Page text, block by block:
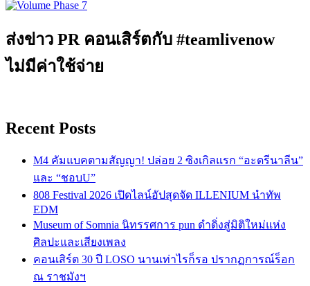
ส่งข่าว PR คอนเสิร์ตกับ #teamlivenow
ไม่มีค่าใช้จ่าย
Recent Posts
M4 คัมแบคตามสัญญา! ปล่อย 2 ซิงเกิลแรก “อะดรีนาลีน”
และ “ชอบU”
808 Festival 2026 เปิดไลน์อัปสุดจัด ILLENIUM นำทัพ
EDM
Museum of Somnia นิทรรศการ pun ดำดิ่งสู่มิติใหม่แห่ง
ศิลปะและเสียงเพลง
คอนเสิร์ต 30 ปี LOSO นานเท่าไรก็รอ ปรากฏการณ์ร็อก
ณ ราชมังฯ